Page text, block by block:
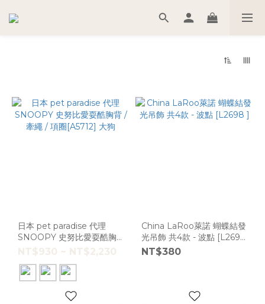
日本 pet paradise 代理
SNOOPY 史努比愛耍酷胸
背 / 牽繩 / 項圈[A5712] 大狗
NT$930 ~ NT$2,230
China LaRoo萊諾 蝴蝶結發
光吊飾 共4款 - 波點 [L2698
]NT$380